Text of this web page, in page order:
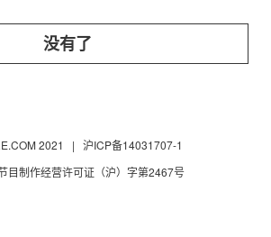
没有了
2021 | 沪ICP备14031707-1
目制作经营许可证（沪）字第2467号